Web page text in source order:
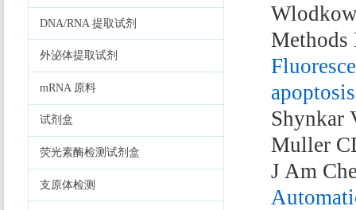
DNA/RNA 提取试剂
外泌体提取试剂
mRNA 原料
试剂盒
荧光素酶检测试剂盒
支原体检测
Shynkar
Muller
J Am